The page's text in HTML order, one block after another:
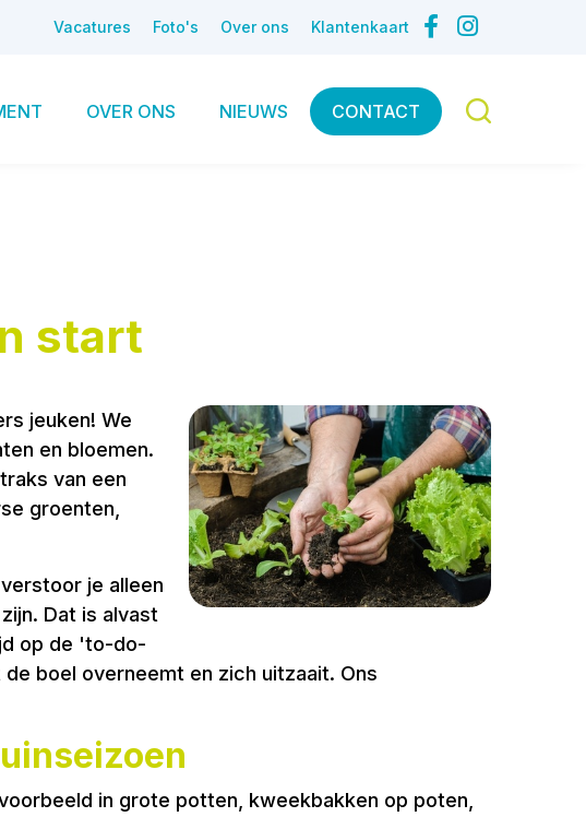
Vacatures Foto's Over ons Klantenkaart
OVER ONS NIEUWS CONTACT
start
jeuken! We
en bloemen.
van een
groenten,
je alleen
Dat is alvast
op de 'to-do-
boel overneemt en zich uitzaait. Ons
in grote potten, kweekbakken op poten,